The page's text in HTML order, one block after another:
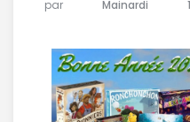
par
Mainardi